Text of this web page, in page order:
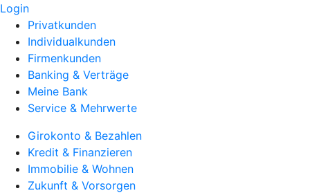
Login
Privatkunden
Individualkunden
Firmenkunden
Banking & Verträge
Meine Bank
Service & Mehrwerte
Girokonto & Bezahlen
Kredit & Finanzieren
Immobilie & Wohnen
Zukunft & Vorsorgen